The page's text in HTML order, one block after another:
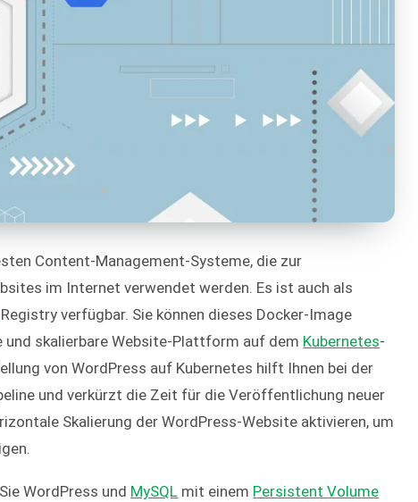
Content-Management-Systeme, die zur
im Internet verwendet werden. Es ist auch als
verfügbar. Sie können dieses Docker-Image
und skalierbare Website-Plattform auf dem Kubernetes-
von WordPress auf Kubernetes hilft Ihnen bei der
und verkürzt die Zeit für die Veröffentlichung neuer
Skalierung der WordPress-Website aktivieren, um
WordPress und MySQL mit einem Persistent Volume